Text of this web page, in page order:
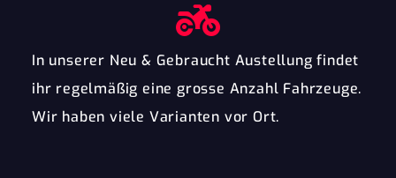
In unserer Neu & Gebraucht Austellung findet
ihr regelmäßig eine grosse Anzahl Fahrzeuge.
Wir haben viele Varianten vor Ort.